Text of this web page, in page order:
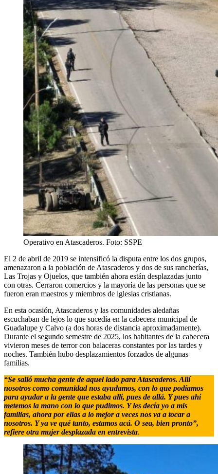
Operativo en Atascaderos. Foto: SSPE
El 2 de abril de 2019 se intensificó la disputa entre los dos grupos,
amenazaron a la población de Atascaderos y dos de sus rancherías,
Las Trojas y Ojuelos, que también ahora están desplazadas junto
con otras. Cerraron comercios y la mayoría de las personas que se
fueron eran maestros y miembros de iglesias cristianas.
En esta ocasión, Atascaderos y las comunidades aledañas
escuchaban de lejos lo que sucedía en la cabecera municipal de
Guadalupe y Calvo (a dos horas de distancia aproximadamente).
Durante el segundo semestre de 2025, los habitantes de la cabecera
vivieron meses de terror con balaceras constantes por las tardes y
noches. También hubo desplazamientos forzados de algunas
familias.
“Se salió mucha gente de aquel lado para Atascaderos. Allí
nosotros como comunidad nos ayudamos, con lo que podíamos
para ayudar a la gente que estaba allí, pues de allá. Y pues ahí
metemos la mano con lo que pudimos. Y les decía yo a mis
familias, ahora por ellas a lo mejor a veces nos va a tocar a
nosotros. Y ya ve qué tanto, estamos acá. O sea, bien pronto”,
refiere otra mujer desplazada en entrevista.